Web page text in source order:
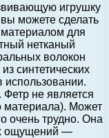
игрушку
можете сделать
для
нетканый
волокон
синтетических
использовании.
Фетр не является
материала). Может
очень трудно. Она
ощущений —